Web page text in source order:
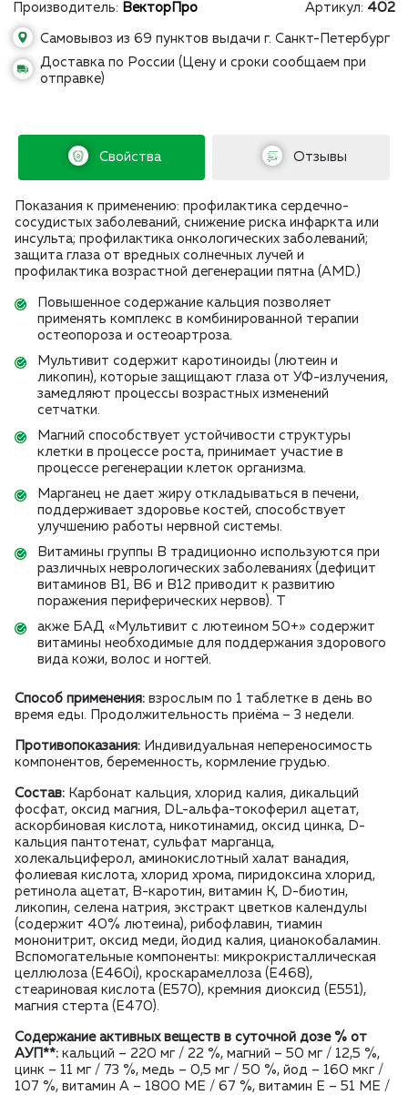
Производитель: ВекторПро Артикул: 402
Самовывоз из 69 пунктов выдачи г. Санкт-Петербург
Доставка по России (Цену и сроки сообщаем при
отправке)
Свойства Отзывы
Показания к применению: профилактика сердечно-
сосудистых заболеваний, снижение риска инфаркта или
инсульта; профилактика онкологических заболеваний;
защита глаза от вредных солнечных лучей и
профилактика возрастной дегенерации пятна (AMD.)
Повышенное содержание кальция позволяет
применять комплекс в комбинированной терапии
остеопороза и остеоартроза.
Мультивит содержит каротиноиды (лютеин и
ликопин), которые защищают глаза от УФ-излучения,
замедляют процессы возрастных изменений
сетчатки.
Магний способствует устойчивости структуры
клетки в процессе роста, принимает участие в
процессе регенерации клеток организма.
Марганец не дает жиру откладываться в печени,
поддерживает здоровье костей, cпособствует
улучшению работы нервной системы.
Витамины группы В традиционно используются при
различных неврологических заболеваниях (дефицит
витаминов В1, В6 и В12 приводит к развитию
поражения периферических нервов). Т
акже БАД «Мультивит с лютеином 50+» содержит
витамины необходимые для поддержания здорового
вида кожи, волос и ногтей.
Способ применения: взрослым по 1 таблетке в день во
время еды. Продолжительность приёма – 3 недели.
Противопоказания: Индивидуальная непереносимость
компонентов, беременность, кормление грудью.
Состав: Карбонат кальция, хлорид калия, дикальций
фосфат, оксид магния, DL-альфа-токоферил ацетат,
аскорбиновая кислота, никотинамид, оксид цинка, D-
кальция пантотенат, сульфат марганца,
холекальциферол, аминокислотный халат ванадия,
фолиевая кислота, хлорид хрома, пиридоксина хлорид,
ретинола ацетат, B-каротин, витамин K, D-биотин,
ликопин, селена натрия, экстракт цветков календулы
(содержит 40% лютеина), рибофлавин, тиамин
мононитрит, оксид меди, йодид калия, цианокобаламин.
Вспомогательные компоненты: микрокристаллическая
целлюлоза (E460i), кроскарамеллоза (E468),
стеариновая кислота (E570), кремния диоксид (E551),
магния стерта (E470).
Содержание активных веществ в суточной дозе % от
АУП**: кальций – 220 мг / 22 %, магний – 50 мг / 12,5 %,
цинк – 11 мг / 73 %, медь – 0,5 мг / 50 %, йод – 160 мкг /
107 %, витамин А – 1800 МЕ / 67 %, витамин E – 51 МЕ /